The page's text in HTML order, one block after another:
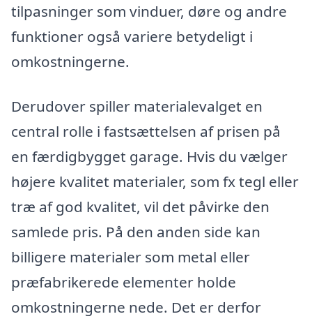
tilpasninger som vinduer, døre og andre
funktioner også variere betydeligt i
omkostningerne.
Derudover spiller materialevalget en
central rolle i fastsættelsen af prisen på
en færdigbygget garage. Hvis du vælger
højere kvalitet materialer, som fx tegl eller
træ af god kvalitet, vil det påvirke den
samlede pris. På den anden side kan
billigere materialer som metal eller
præfabrikerede elementer holde
omkostningerne nede. Det er derfor